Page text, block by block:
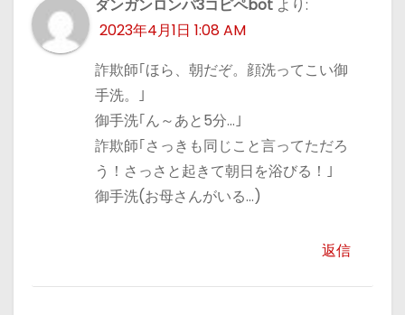
ダンガンロンパ3コピペbot より:
2023年4月1日 1:08 AM
詐欺師｢ほら、朝だぞ。顔洗ってこい御
手洗。｣
御手洗｢ん～あと5分…｣
詐欺師｢さっきも同じこと言ってただろ
う！さっさと起きて朝日を浴びる！｣
御手洗(お母さんがいる…)
返信